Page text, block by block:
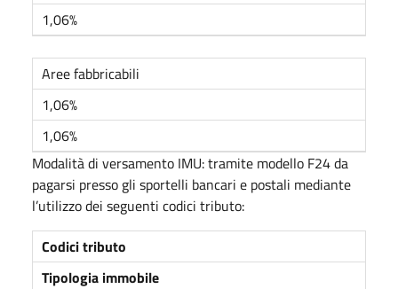
1,06%
Aree fabbricabili
1,06%
1,06%
Modalità di versamento IMU: tramite modello F24 da
pagarsi presso gli sportelli bancari e postali mediante
l’utilizzo dei seguenti codici tributo:
Codici tributo
Tipologia immobile